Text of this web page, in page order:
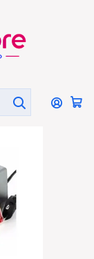
Personal
Potenciador -